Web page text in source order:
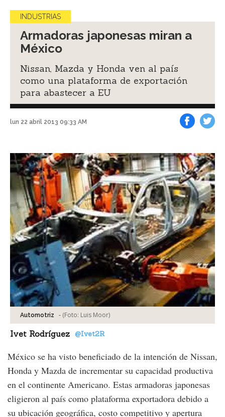
INDUSTRIAS
Armadoras japonesas miran a
México
Nissan, Mazda y Honda ven al país
como una plataforma de exportación
para abastecer a EU
lun 22 abril 2013 09:33 AM
Automotriz - (Foto: Luis Moor)
Ivet Rodríguez @Ivet2R
México se ha visto beneficiado de la intención de Nissan,
Honda y Mazda de incrementar su capacidad productiva
en el continente Americano. Estas armadoras japonesas
eligieron al país como plataforma exportadora debido a
su ubicación geográfica, costo competitivo y apertura